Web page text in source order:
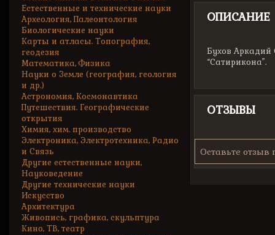
Естественные и технические науки
Археология, Палеонтология
Биологические науки
Карты и атласы. Топография,
геодезия
Математика, Физика
Науки о Земле (география, геология
и др.)
Астрономия, Космонавтика
Путешествия. Географические
открытия
Химия, хим. производство
Электроника, Электротехника, Радио
и Связь
Другие естественные науки,
Науковедение
Другие технические науки
Искусство
Архитектура
Живопись, графика, скульптура
Кино, ТВ, театр
ОПИСАНИЕ
Бухов Аркадий
“Сатирикона”.
ОТЗЫВЫ
Оставьте отзыв